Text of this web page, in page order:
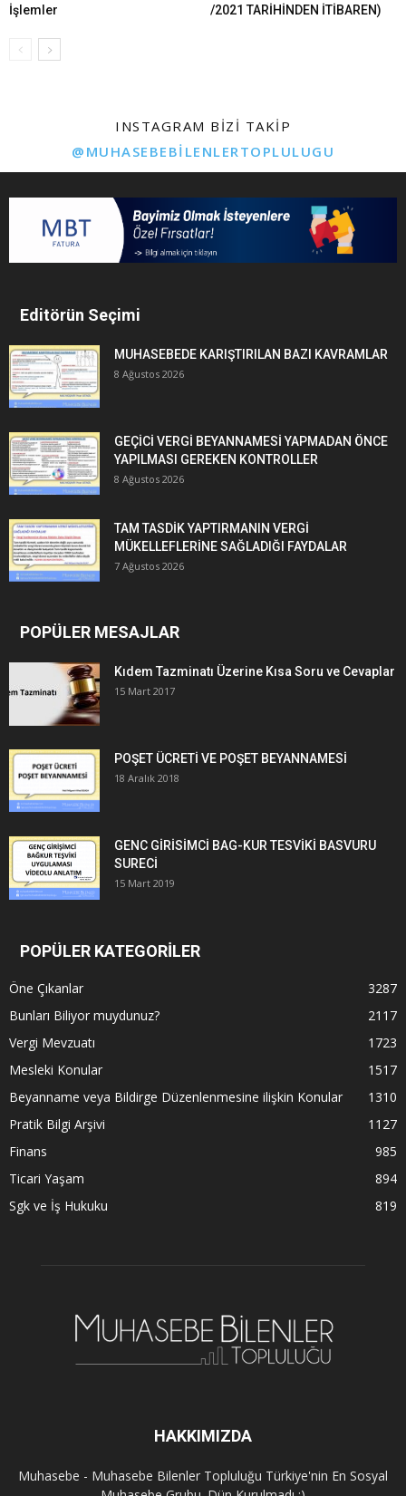
İşlemler
/2021 TARİHİNDEN İTİBAREN)
INSTAGRAM BIZI TAKIP
@MUHASEBEBILENLERTOPLULUGU
Editörün Seçimi
MUHASEBEDE KARIŞTIRILAN BAZI KAVRAMLAR
8 Ağustos 2026
GEÇİCİ VERGİ BEYANNAMESİ YAPMADAN ÖNCE
YAPILMASI GEREKEN KONTROLLER
8 Ağustos 2026
TAM TASDİK YAPTIRMANIN VERGİ
MÜKELLEFLERİNE SAĞLADIĞI FAYDALAR
7 Ağustos 2026
POPÜLER MESAJLAR
Kıdem Tazminatı Üzerine Kısa Soru ve Cevaplar
15 Mart 2017
POŞET ÜCRETİ VE POŞET BEYANNAMESİ
18 Aralık 2018
GENC GİRİSİMCİ BAG-KUR TESVİKİ BASVURU
SURECİ
15 Mart 2019
POPÜLER KATEGORİLER
Öne Çıkanlar
3287
Bunları Biliyor muydunuz?
2117
Vergi Mevzuatı
1723
Mesleki Konular
1517
Beyanname veya Bildirge Düzenlenmesine ilişkin Konular
1310
Pratik Bilgi Arşivi
1127
Finans
985
Ticari Yaşam
894
Sgk ve İş Hukuku
819
HAKKIMIZDA
Muhasebe - Muhasebe Bilenler Topluluğu Türkiye'nin En Sosyal